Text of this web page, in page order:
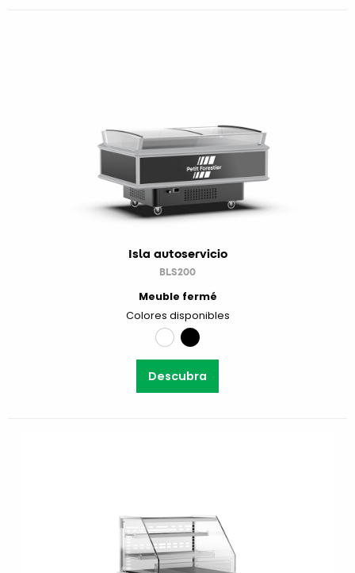
Isla autoservicio
BLS200
Meuble fermé
Colores disponibles
Descubra